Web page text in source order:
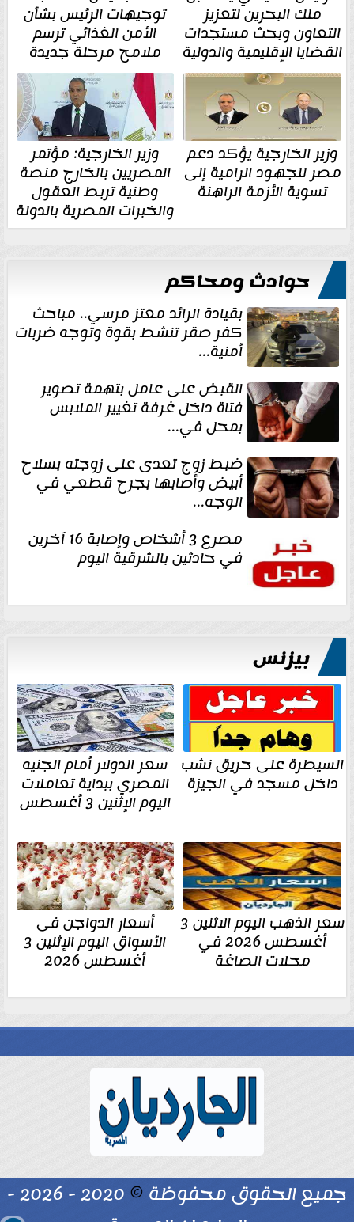
ملك البحرين لتعزيز
التعاون وبحث مستجدات
القضايا الإقليمية والدولية
توجيهات الرئيس بشأن
الأمن الغذائي ترسم
ملامح مرحلة جديدة
وزير الخارجية يؤكد دعم
مصر للجهود الرامية إلى
تسوية الأزمة الراهنة
وزير الخارجية: مؤتمر
المصريين بالخارج منصة
وطنية تربط العقول
والخبرات المصرية بالدولة
حوادث ومحاكم
بقيادة الرائد معتز مرسي.. مباحث
كفر صقر تنشط بقوة وتوجه ضربات
أمنية...
القبض على عامل بتهمة تصوير
فتاة داخل غرفة تغيير الملابس
بمحل في...
ضبط زوج تعدى على زوجته بسلاح
أبيض وأصابها بجرح قطعي في
الوجه...
مصرع 3 أشخاص وإصابة 16 آخرين
في حادثين بالشرقية اليوم
بيزنس
السيطرة على حريق نشب
داخل مسجد في الجيزة
سعر الدولار أمام الجنيه
المصري ببداية تعاملات
اليوم الإثنين 3 أغسطس
سعر الذهب اليوم الاثنين 3
أغسطس 2026 في
محلات الصاغة
أسعار الدواجن فى
الأسواق اليوم الإثنين 3
أغسطس 2026
جميع الحقوق محفوظة ©
2020 - 2026 -